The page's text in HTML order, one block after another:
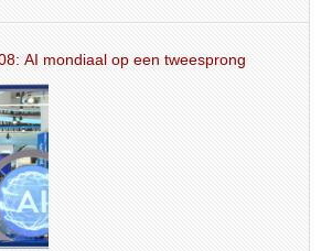
De Leestafel # 108: AI mondiaal op een tweesprong